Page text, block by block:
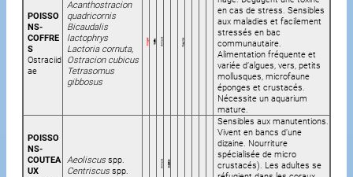
POISSO
NS-
COFFRE
S
Ostraciid
ae
Acanthostracion
quadricornis
Bicaudalis
lactophrys
Lactoria cornuta,
Ostracion cubicus
Tetrasomus
gibbosus
en cas de stress. Sensibles
aux maladies et facilement
stressés en bac
communautaire.
Alimentation fréquente et
variée d’algues, vers, petits
mollusques, microfaune
éponges et crustacés.
Nécessite un aquarium
mature.
POISSO
NS-
COUTEA
UX
Aeoliscusspp.
Centriscusspp.
Sensibles aux manutentions.
Vivent en bancs d’une
dizaine. Nourriture
spécialisée de micro
crustacés). Les adultes se